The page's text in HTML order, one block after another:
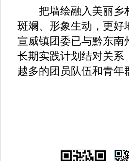
把墙绘融入美丽乡
斑斓、形象生动，更好
宣威镇团委已与黔东南
长期实践计划结对关系
越多的团员队伍和青年